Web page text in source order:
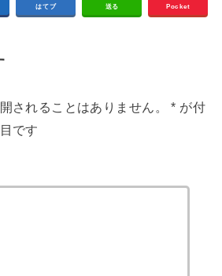
はてブ 送る Pocket
されることはありません。 * が付
です